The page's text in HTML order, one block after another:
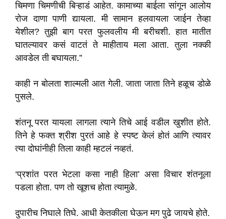
चिमणा चिमणीची बिऱ्हाडं आहेत. कामाच्या बाईला सांगून आलोय
रोज दाणा पाणी द्यायला. मी सामान हलवायला जाईन तेव्हा
येशील? तुझी बाग परत फुलवलीय मी बरीचशी. हात मातीत
घातल्यावर कसं वाटतं ते माहीताय मला आता. तुला नक्की
आवडेल ती बघायला.”
काही न बोलता शाल्मली आत गेली. जाता जाता तिने हळूच डोळे
पुसले.
शंतनू परत यायला लागला त्याने तिचे आई वडील खुशीत होते.
तिने हे फक्त श्रीश पुरतं आहे हे स्पष्ट केलं होतं आणि त्यावर
त्या दोघांनीही तिला काही म्हटलं नव्हतं.
‘प्रशांत परत भेटला कसा नाही हिला’ असा विचार शंतनूला
पडला होता. पण तो खूशच होता त्यामुळे.
दुपारीच निघाले तिघे. आधी केतकीला घेऊन मग पुढे जायचे होते.